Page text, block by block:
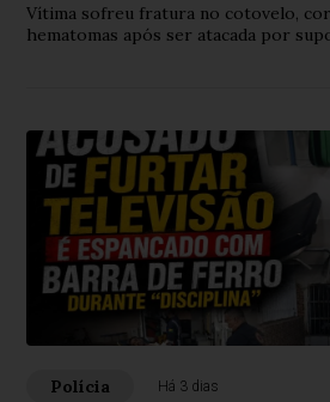
Vítima sofreu fratura no cotovelo,
hematomas após ser atacada por
Polícia Há 3 dias